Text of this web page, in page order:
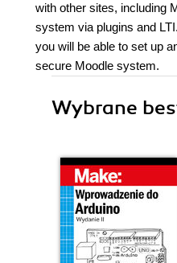
with other sites, including
system via plugins and
you will be able to set up
secure Moodle system.
Wybrane